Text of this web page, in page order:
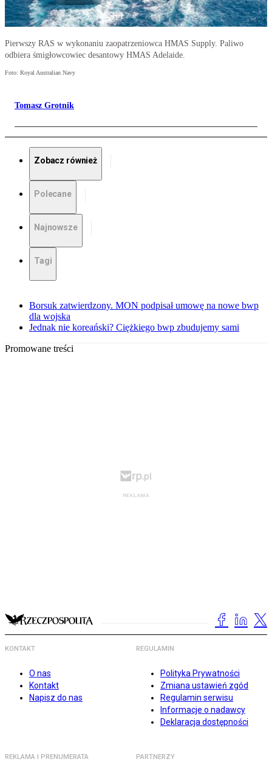
Pierwszy RAS w wykonaniu zaopatrzeniowca HMAS Supply. Paliwo
odbiera śmigłowcowiec desantowy HMAS Adelaide.
Foto: Royal Australian Navy
Tomasz Grotnik
Zobacz również
Polecane
Najnowsze
Tagi
Borsuk zatwierdzony. MON podpisał umowę na nowe bwp
dla wojska
Jednak nie koreański? Ciężkiego bwp zbudujemy sami
Promowane treści
KONTAKT
O nas
Kontakt
Napisz do nas
REGULAMIN
Polityka Prywatności
Zmiana ustawień zgód
Regulamin serwisu
Informacje o nadawcy
Deklaracja dostępności
REKLAMA I PRENUMERATA PARTNERZY